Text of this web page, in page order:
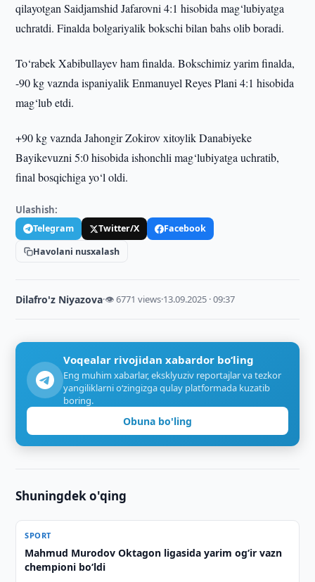
qilayotgan Saidjamshid Jafarovni 4:1 hisobida mag‘lubiyatga
uchratdi. Finalda bolgariyalik bokschi bilan bahs olib boradi.
To‘rabek Xabibullayev ham finalda. Bokschimiz yarim finalda,
-90 kg vaznda ispaniyalik Enmanuyel Reyes Plani 4:1 hisobida
mag‘lub etdi.
+90 kg vaznda Jahongir Zokirov xitoylik Danabiyeke
Bayikevuzni 5:0 hisobida ishonchli mag‘lubiyatga uchratib,
final bosqichiga yo‘l oldi.
Ulashish:
Telegram Twitter/X
Facebook
Havolani nusxalash
Dilafro'z Niyazova·👁 6771 views·13.09.2025 · 09:37
Voqealar rivojidan xabardor bo‘ling
Eng muhim xabarlar, eksklyuziv reportajlar va tezkor
yangiliklarni o‘zingizga qulay platformada kuzatib
boring.
Obuna bo'ling
Shuningdek o'qing
SPORT
Mahmud Murodov Oktagon ligasida yarim og‘ir vazn
chempioni bo‘ldi